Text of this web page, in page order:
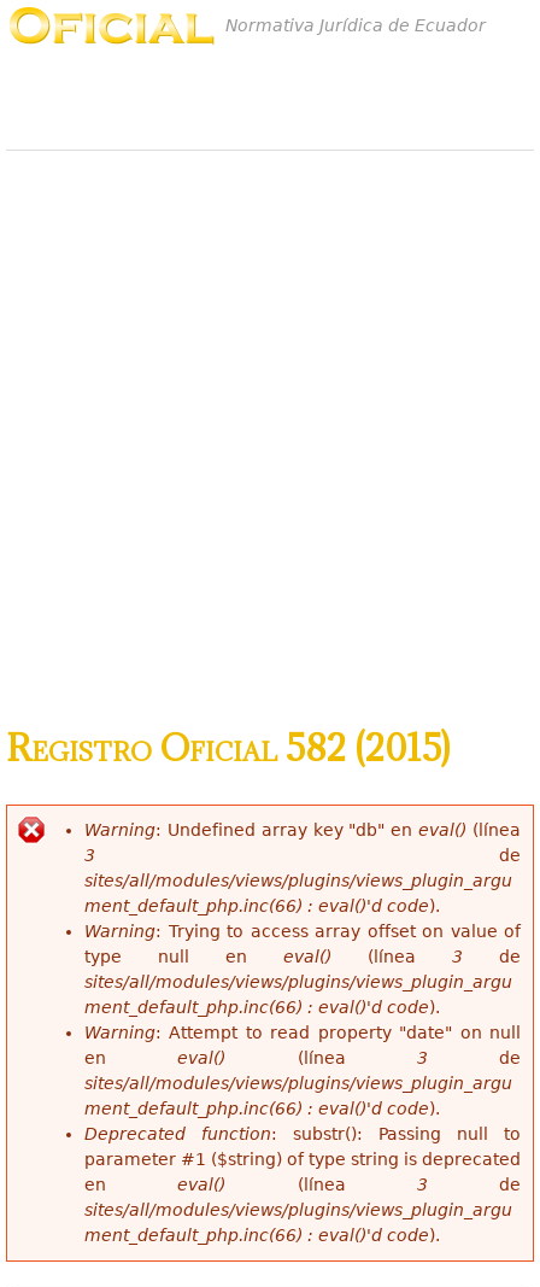
Normativa Jurídica de Ecuador
Registro Oficial 582 (2015)
Mensaje de error
Warning: Undefined array key "db" eneval() (línea
3 de
sites/all/modules/views/plugins/views_plugin_argu
ment_default_php.inc(66) : eval()'d code).
Warning: Trying to access array offset on value of
type null en eval() (línea 3 de
sites/all/modules/views/plugins/views_plugin_argu
ment_default_php.inc(66) : eval()'d code).
Warning: Attempt to read property "date" on null
eneval() (línea 3 de
sites/all/modules/views/plugins/views_plugin_argu
ment_default_php.inc(66) : eval()'d code).
Deprecated function: substr(): Passing null to
parameter #1 ($string) of type string is deprecated
eneval() (línea 3 de
sites/all/modules/views/plugins/views_plugin_argu
ment_default_php.inc(66) : eval()'d code).